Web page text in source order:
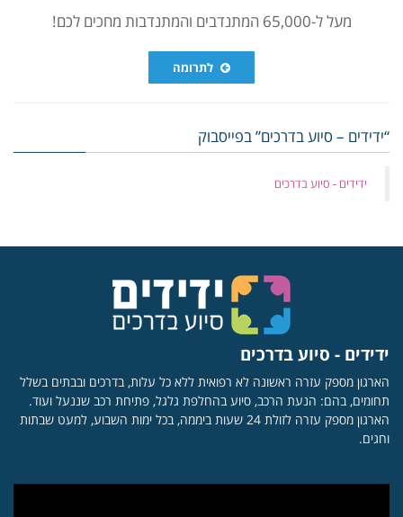
מעל ל-65,000 המתנדבים והמתנדבות מחכים לכם!
לתרומה
“ידידים – סיוע בדרכים” בפייסבוק
‏ידידים - סיוע בדרכים
ידידים - סיוע בדרכים
הארגון מספק עזרה ראשונה לא רפואית ללא כל עלות, בדרכים ובבתים בשלל
תחומים, בהם: הנעת הרכב, סיוע בהחלפת גלגל, פתיחת רכב שננעל ועוד.
הארגון מספק עזרה לזולת 24 שעות ביממה, בכל ימות השבוע, למעט שבתות
וחגים.